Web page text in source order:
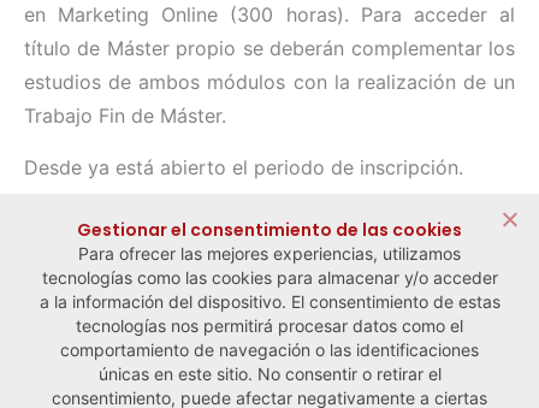
en Marketing Online (300 horas). Para acceder al
título de Máster propio se deberán complementar los
estudios de ambos módulos con la realización de un
Trabajo Fin de Máster.
Desde ya está abierto el periodo de inscripción.
← Noticia anterior Noticia siguiente →
Gestionar el consentimiento de las cookies
Para ofrecer las mejores experiencias, utilizamos
tecnologías como las cookies para almacenar y/o acceder
a la información del dispositivo. El consentimiento de estas
tecnologías nos permitirá procesar datos como el
comportamiento de navegación o las identificaciones
únicas en este sitio. No consentir o retirar el
consentimiento, puede afectar negativamente a ciertas